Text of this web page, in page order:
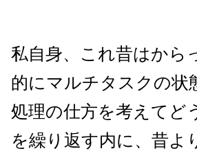
私自身、これ昔はから
的にマルチタスクの状
処理の仕方を考えてど
を繰り返す内に、昔